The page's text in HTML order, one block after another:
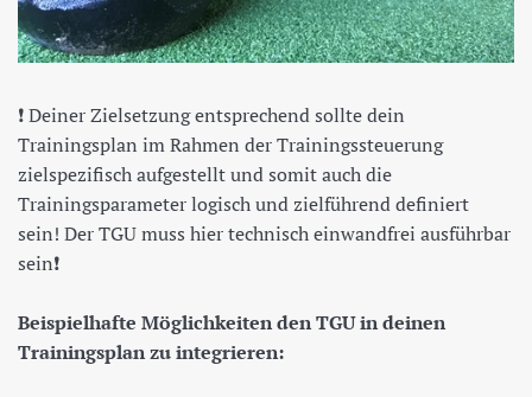
❗️ Deiner Zielsetzung entsprechend sollte dein
Trainingsplan im Rahmen der Trainingssteuerung
zielspezifisch aufgestellt und somit auch die
Trainingsparameter logisch und zielführend definiert
sein! Der TGU muss hier technisch einwandfrei ausführbar
sein❗️
Beispielhafte Möglichkeiten den TGU in deinen
Trainingsplan zu integrieren: